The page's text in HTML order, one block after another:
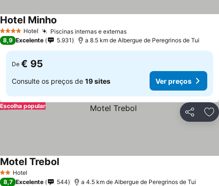
4 EstrelasHotel Piscinas internas e externas
Hotel Minho
8,9 Excelente 5.931 a 8.5 km de Albergue de Peregrinos de Tui
De € 95
Consulte os preços de 19 sites Ver preços
Partilhar
Escolha popular
2 Estrelas
Hotel
Motel Trebol
8,7 Excelente 544 a 4.5 km de Albergue de Peregrinos de Tui